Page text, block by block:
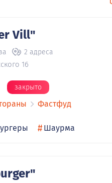
Vill"
2 адреса
16
закрыто
Фастфуд
# Шаурма